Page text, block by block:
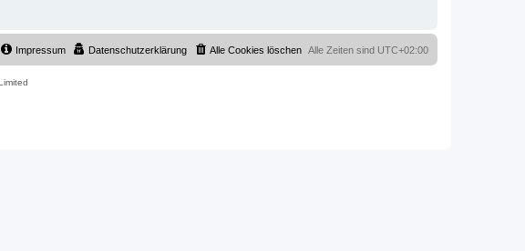
Alle Zeiten sind UTC+02:00
Alle Cookies löschen
Datenschutzerklärung
Impressum